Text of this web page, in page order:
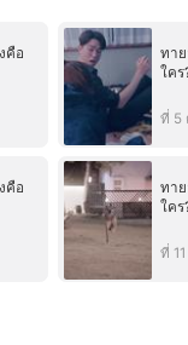
คือ
ทา
ใคร
ที่ 5
คือ
ทา
ใคร
ที่